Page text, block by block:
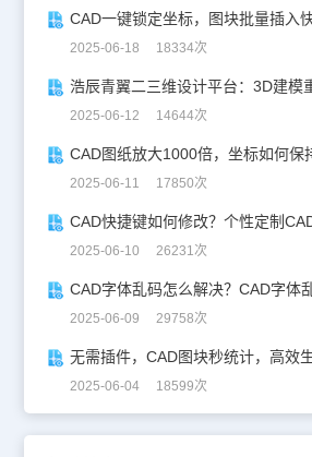
CAD一键锁定坐标，图块批量插入快
2025-06-18 18334次
2025-06-12 14644次
CAD图纸放大1000倍，坐标如何保
2025-06-11 17850次
CAD快捷键如何修改？个性定制
2025-06-10 26231次
2025-06-09 29758次
2025-06-04 18599次